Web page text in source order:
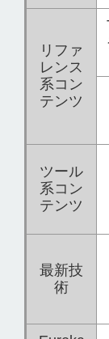
リファ
レンス
系コン
テンツ
ツール
系コン
テンツ
最新技
術